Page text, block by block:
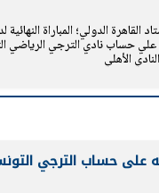
الدولي؛ المباراة النهائية
بالأميرة السمراء رقم ١٢ في تاريخه علي حساب
الأهلي